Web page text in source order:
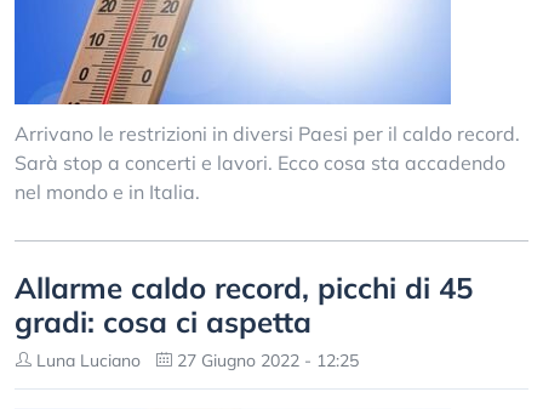
Arrivano le restrizioni in diversi Paesi per il caldo record.
Sarà stop a concerti e lavori. Ecco cosa sta accadendo
nel mondo e in Italia.
Allarme caldo record, picchi di 45
gradi: cosa ci aspetta
Luna Luciano 27 Giugno 2022 - 12:25